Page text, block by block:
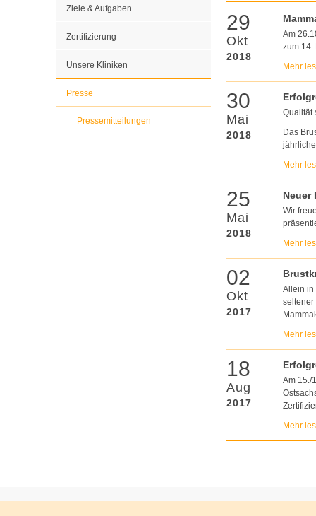
Ziele & Aufgaben
Zertifizierung
Unsere Kliniken
Presse
Pressemitteilungen
29
Okt
2018
Am
zum 14.
Mehr
30
Mai
2018
Qualität
Das
Mehr
25
Mai
2018
Neuer
Wir
Mehr
02
Okt
2017
Allein in
seltener
Mehr
18
Aug
2017
Am 15./
Mehr